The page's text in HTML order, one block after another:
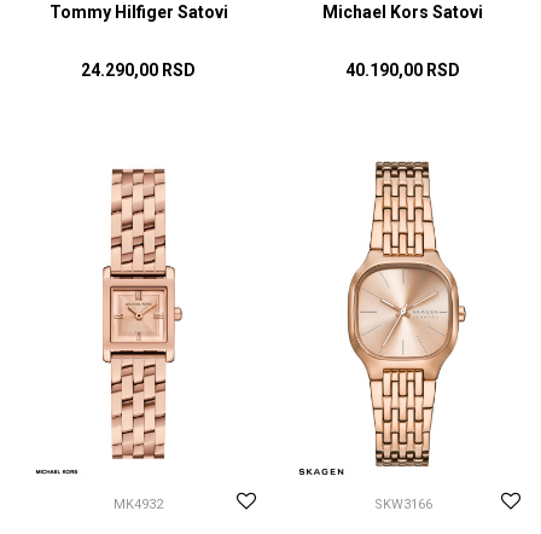
Tommy Hilfiger Satovi
24.290,00 RSD
Michael Kors Satovi
40.190,00 RSD
MK4932 SKW3166